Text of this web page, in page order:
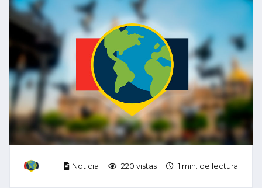
Noticia 220 vistas 1 min. de lectura